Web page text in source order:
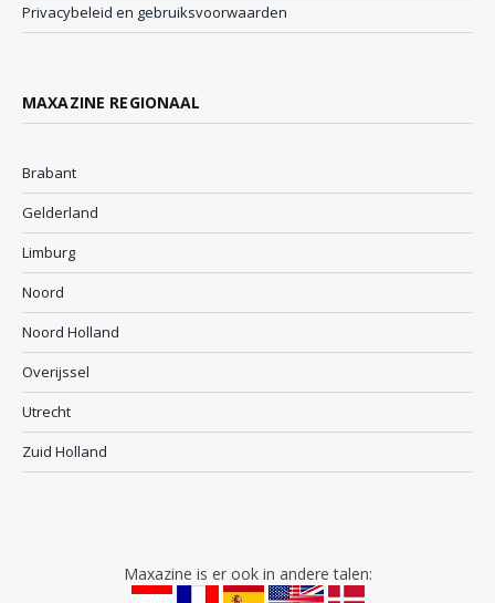
Privacybeleid en gebruiksvoorwaarden
MAXAZINE REGIONAAL
Brabant
Gelderland
Limburg
Noord
Noord Holland
Overijssel
Utrecht
Zuid Holland
Maxazine is er ook in andere talen: